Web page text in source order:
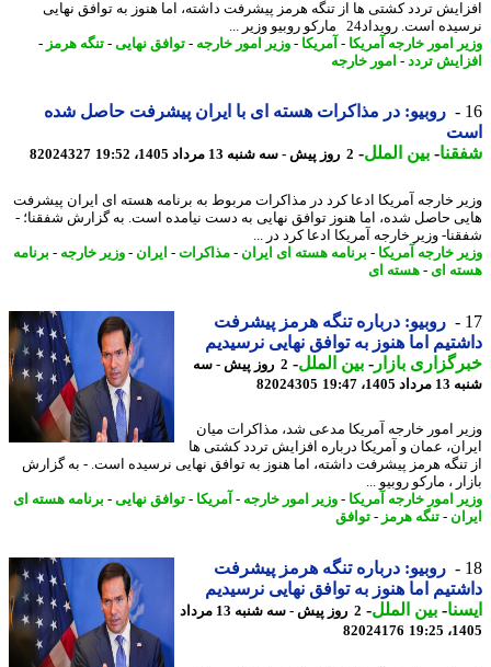
تردد کشتی ها از تنگه هرمز پیشرفت داشته، اما هنوز به توافق نهایی
است. رویداد24 مارکو روبیو وزیر ...
امور خارجه آمریکا- آمریکا- وزیر امور خارجه-توافق نهایی-تنگه هرمز-
تردد - امور خارجه
روبیو: در مذاکرات هسته ای با ایران پیشرفت حاصل شده
-بین الملل-2 روز پیش - سه شنبه 13 مرداد 1405، 19:52 82024327
خارجه آمریکا ادعا کرد در مذاکرات مربوط به برنامه هسته ای ایران پیشرفت
حاصل شده، اما هنوز توافق نهایی به دست نیامده است. به گزارش شفقنا؛ -
وزیر خارجه آمریکا ادعا کرد در ...
خارجه آمریکا- برنامه هسته ای ایران - مذاکرات- ایران - وزیر خارجه-برنامه
ای- هسته ای
روبیو: درباره تنگه هرمز پیشرفت
اما هنوز به توافق نهایی نرسیدیم
بازار- بین الملل-
2 روز پیش - سه
19:47
82024305
امور خارجه آمریکا مدعی شد، مذاکرات میان
عمان و آمریکا درباره افزایش تردد کشتی ها
هرمز پیشرفت داشته، اما هنوز به توافق نهایی نرسیده است. - به گزارش
، مارکو روبیو ...
امور خارجه آمریکا- وزیر امور خارجه-آمریکا- توافق نهایی-برنامه هسته ای
- تنگه هرمز- توافق
روبیو: درباره تنگه هرمز پیشرفت
اما هنوز به توافق نهایی نرسیدیم
-بین الملل-
2 روز پیش - سه شنبه 13 مرداد
82024176